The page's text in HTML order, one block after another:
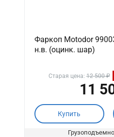
Фаркоп Motodor
н.в. (оцинк. шар)
Старая цена:12 500 ₽
11
Купить